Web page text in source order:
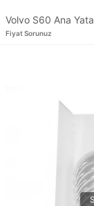
Volvo S60 Ana
Fiyat Sorunuz